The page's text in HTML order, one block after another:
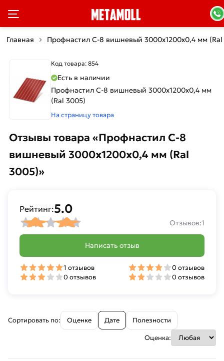
Главная Профнастил С-8 вишневый 3000х1200х0,4 мм
Код товара: 854
Есть в наличии
Профнастил С-8 вишневый 3000х1200х0,4 мм
(Ral 3005)
На страницу товара
Отзывы товара «Профнастил С-8
вишневый 3000х1200х0,4 мм (Ral
3005)»
Сортировать по: Оценке Дате Полезности
Оценка:
Рейтинг:5.0
Отзывов:1
Написать отзыв
1 отзывов
0 отзывов
0 отзывов
0 отзывов